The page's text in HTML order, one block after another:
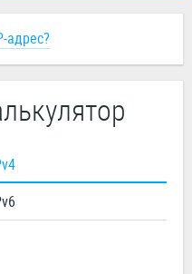
адрес?